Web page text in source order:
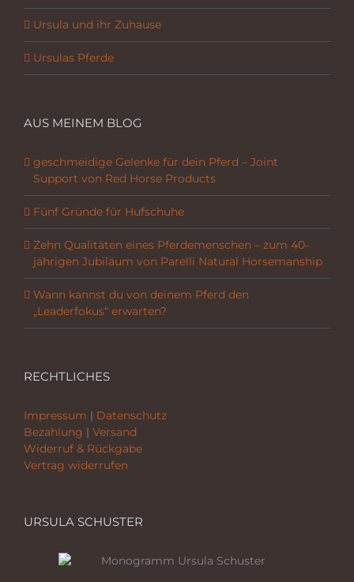
Ursula und ihr Zuhause
Ursulas Pferde
AUS MEINEM BLOG
geschmeidige Gelenke für dein Pferd – Joint
Support von Red Horse Products
Fünf Gründe für Hufschuhe
Zehn Qualitäten eines Pferdemenschen – zum 40-
jährigen Jubiläum von Parelli Natural Horsemanship
Wann kannst du von deinem Pferd den
„Leaderfokus“ erwarten?
RECHTLICHES
Impressum | Datenschutz
Bezahlung | Versand
Widerruf & Rückgabe
Vertrag widerrufen
URSULA SCHUSTER